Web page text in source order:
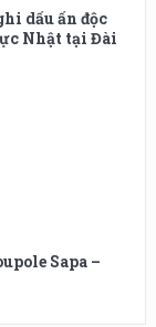
dấu ấn độc
Nhật tại Đài
Sapa –